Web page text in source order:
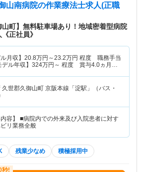
山南病院の作業療法士求人(正職
山町】無料駐車場あり！地域密着型病院
正社員》
月収】 20.8万円～23.2万円 程度 職務手当
ル年収】 324万円～ 程度 賞与4.0ヵ月の
久世郡久御山町 京阪本線「淀駅」（バス・
内容】 ■病院内での外来及び入院患者に対す
リ業務全般
残業少なめ 積極採用中